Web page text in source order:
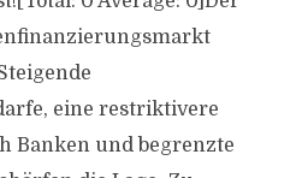
eine restriktivere
Banken und begrenzte